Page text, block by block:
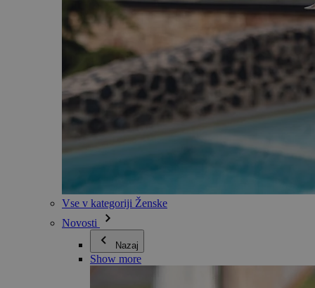
Vse v kategoriji Ženske
Novosti
Nazaj
Show more